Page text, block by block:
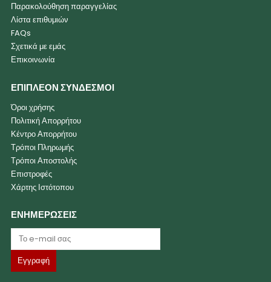
Παρακολούθηση παραγγελίας
Λίστα επιθυμιών
FAQs
Σχετικά με εμάς
Επικοινωνία
ΕΠΙΠΛΕΟΝ ΣΥΝΔΕΣΜΟΙ
Όροι χρήσης
Πολιτική Απορρήτου
Κέντρο Απορρήτου
Τρόποι Πληρωμής
Τρόποι Αποστολής
Επιστροφές
Χάρτης Ιστότοπου
ΕΝΗΜΕΡΩΣΕΙΣ